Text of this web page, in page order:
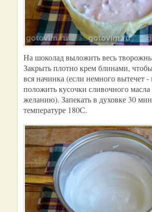
На шоколад выложить весь
Закрыть плотно крем блинами,
вся начинка (если немного вытечет
положить кусочки сливочного
желанию). Запекать в духовке 30
температуре 180С.